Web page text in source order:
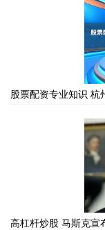
股票配资专业知识 杭
高杠杆炒股 马斯克